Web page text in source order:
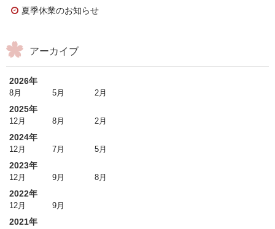
夏季休業のお知らせ
アーカイブ
2026年
8月 5月 2月
2025年
12月 8月 2月
2024年
12月 7月 5月
2023年
12月 9月 8月
2022年
12月 9月
2021年